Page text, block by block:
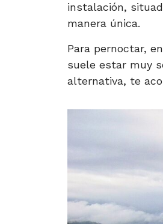
instalación,
manera única.
Para pernoctar,
suele estar muy
alternativa, te